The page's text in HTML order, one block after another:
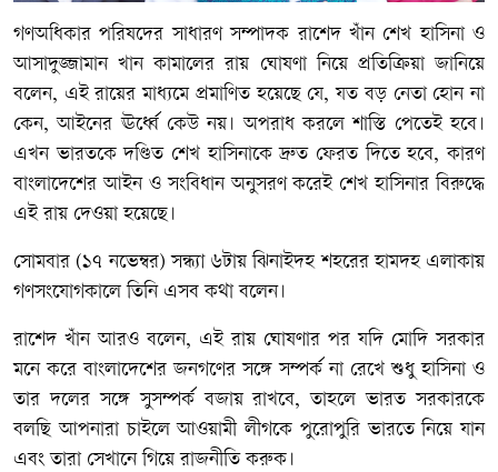
গণঅধিকার পরিষদেরসাধারণ সম্পাদক রাশেদ খাঁন শেখ হাসিনাও
আসাদুজ্জামান খান কামালের রায় ঘোষণা নিয়ে প্রতিক্রিয়া জানিয়ে
বলেন, এই রায়ের মাধ্যমে প্রমাণিত হয়েছে যে,যত বড় নেতা হোন না
কেন,আইনের ঊর্ধ্বে কেউ নয়।অপরাধ করলে শাস্তি পেতেই হবে ।
এখন ভারতকে দণ্ডিত শেখ হাসিনাকে দ্রুত ফেরত দিতে হবে,কারণ
বাংলাদেশের আইনওসংবিধান অনুসরণ করেই শেখ হাসিনার বিরুদ্ধে
এই রায় দেওয়া হয়েছে ।
সোমবার (১৭নভেম্বর)সন্ধ্যা৬টায়ঝিনাইদহ শহরের হামদহ এলাকায়
গণসংযোগকালে তিনি এসব কথা বলেন।
রাশেদ খাঁন আরও বলেন, এই রায় ঘোষণার পর যদি মোদি সরকার
মনে করে বাংলাদেশের জনগণের সঙ্গে সম্পর্ক না রেখে শুধু হাসিনা ও
তার দলের সঙ্গে সুসম্পর্ক বজায় রাখবে, তাহলে ভারত সরকারকে
বলছি আপনারা চাইলে আওয়ামী লীগকে পুরোপুরি ভারতে নিয়ে যান
এবং তারা সেখানে গিয়ে রাজনীতি করুক।